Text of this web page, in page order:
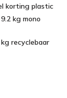
korting plastic
kg mono
recyclebaar